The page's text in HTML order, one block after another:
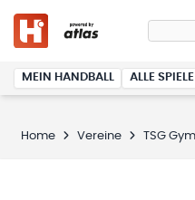
MEIN HANDBALL ALLE SPIELE
Home Vereine TSG